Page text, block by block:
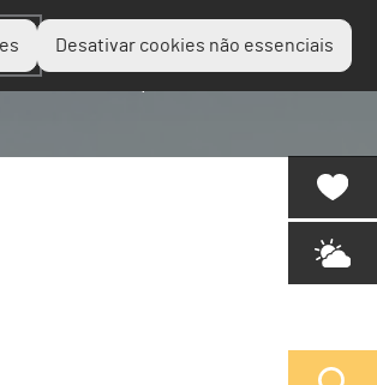
Desativar cookies não essenciais